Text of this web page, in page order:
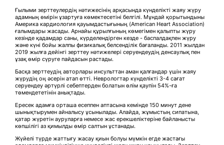
Ғылыми зерттеулердің нәтижесінің арқасында күнделікті жаяу жүру
адамның өмірін ұзартуға көмектесетіні белгілі. Мұндай қорытындыны
Америка кардиология қауымдастығының (American Heart Association)
ғалымдары жасады. Арнайы құрылғының көмегімен қалыпты жүру
кезінде қадамдар саны, күрделендірген кезде - баспалдақпен жүру
және күні бойы жалпы физикалық белсенділік бағаланды. 2011 жылдан
2019 жылға дейінгі зерттеу нәтижелері серуендеудің денсаулық пен
ұзақ өмір сүруге пайдасын растады.
Басқа зерттеудің авторлары инсульттан аман қалғандар үшін жаяу
жүрудің оң әсерін атап өтті. Неврологтар күнделікті 3-4 сағат
серуендеу әртүрлі себептерден болатын өлім қаупін 54%-ға
төмендететінін анықтады.
Ересек адамға орташа есеппен аптасына кемінде 150 минут дене
шынықтырумен айналысу ұсынылады. Алайда, жұмыстың сипатына,
қатар жүретін ауруларға немесе жас ерекшеліктеріне байланысты
көпшілігі аз қимылды өмір салтын ұстанады.
Жүйелі түрде жаттығу жасау қиын болуы мүмкін егде жастағы